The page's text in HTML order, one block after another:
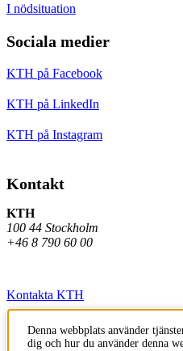
I nödsituation
Sociala medier
KTH på Facebook
KTH på LinkedIn
KTH på Instagram
Kontakt
KTH
100 44 Stockholm
+46 8 790 60 00
Kontakta KTH
Jobba på KTH
Denna webbplats använder
dig och hur du använder denna